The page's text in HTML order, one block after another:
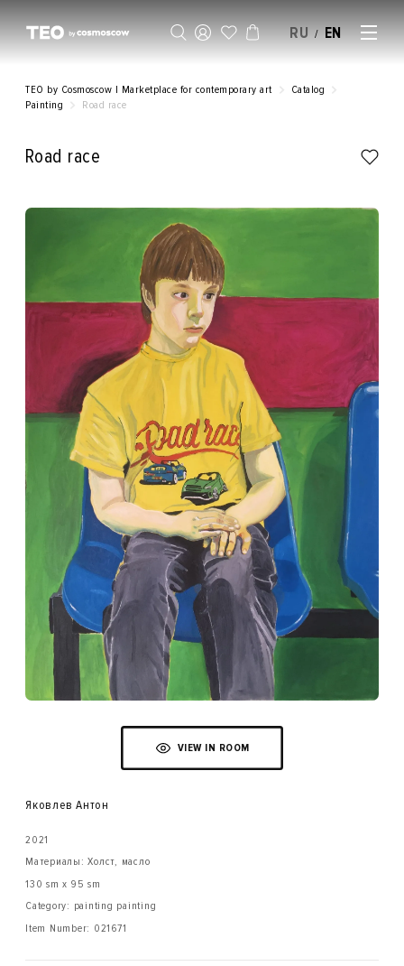
RU / EN
TEO by Cosmoscow | Marketplace for contemporary art
Catalog
Painting
Road race
Road race
VIEW IN ROOM
Яковлев Антон
2021
Материалы: Холст, масло
130 sm x 95 sm
Category: painting painting
Item Number: 021671